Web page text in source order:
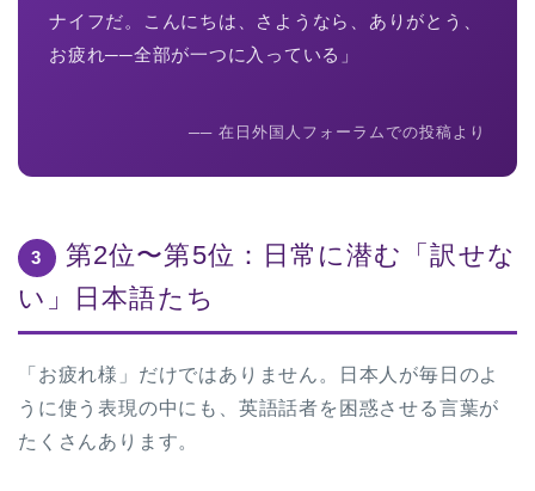
ナイフだ。こんにちは、さようなら、ありがとう、
お疲れ──全部が一つに入っている」
── 在日外国人フォーラムでの投稿より
3
第2位〜第5位：日常に潜む「訳せな
い」日本語たち
「お疲れ様」だけではありません。日本人が毎日のよ
うに使う表現の中にも、英語話者を困惑させる言葉が
たくさんあります。